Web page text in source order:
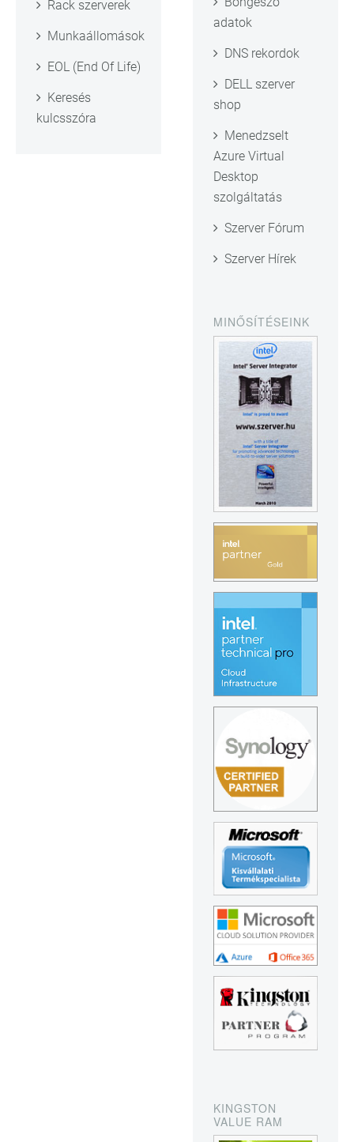
Rack szerverek
Munkaállomások
EOL (End Of Life)
Keresés
kulcsszóra
adatok
DNS rekordok
DELL szerver
shop
Menedzselt
Azure Virtual
Desktop
szolgáltatás
Szerver Fórum
Szerver Hírek
MINŐSÍTÉSEINK
KINGSTON
VALUE RAM